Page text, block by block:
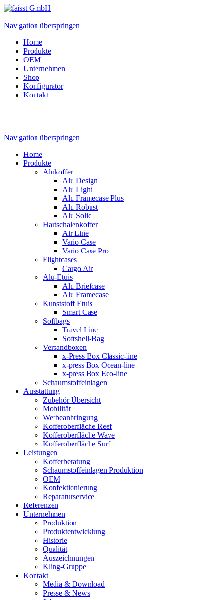
Navigation überspringen
Home
Produkte
OEM
Unternehmen
Shop
Konfigurator
Kontakt
Navigation überspringen
Home
Produkte
Alukoffer
Alu Design
Alu Light
Alu Framecase Plus
Alu Robust
Alu Solid
Hartschalenkoffer
Air Line
Vario Case
Vario Case Pro
Flightcases
Cargo Air
Alu-Etuis
Alu Briefcase
Alu Framecase
Kunststoff Etuis
Smart Case
Softbags
Travel Line
Softshell-Bag
Versandboxen
x-Press Box Classic-line
x-press Box Ocean-line
x-press Box Eco-line
Schaumstoffeinlagen
Ausstattung
Zubehör Übersicht
Mobilität
Werbeanbringung
Kofferoberfläche Reef
Kofferoberfläche Wave
Kofferoberfläche Surf
Leistungen
Kofferberatung
Schaumstoffeinlagen Produktion
OEM
Konfektionierung
Reparaturservice
Referenzen
Unternehmen
Produktion
Produktentwicklung
Historie
Qualität
Auszeichnungen
Kling-Gruppe
Kontakt
Media & Download
Presse & News